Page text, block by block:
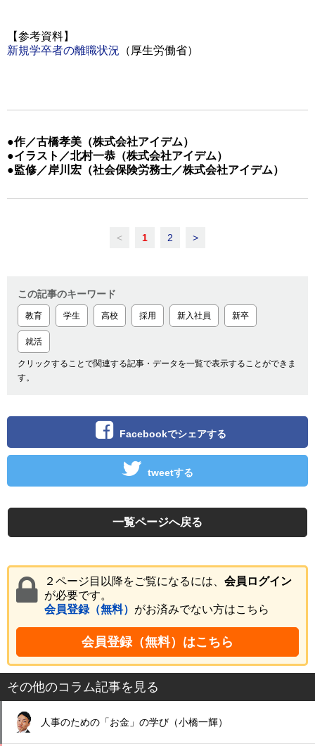
【参考資料】
新規学卒者の離職状況 （厚生労働省）
●作／古橋孝美（株式会社アイデム）
●イラスト／北村一恭（株式会社アイデム）
●監修／岸川宏（社会保険労務士／株式会社アイデム）
< 1 2 >
この記事のキーワード
教育 学生 高校 採用 新入社員 新卒
就活
クリックすることで関連する記事・データを一覧で表示することができま
す。
Facebookでシェアする
tweetする
一覧ページへ戻る
２ページ目以降をご覧になるには、 会員ログイン
が必要です。
会員登録（無料） がお済みでない方はこちら
会員登録（無料）はこちら
その他のコラム記事を見る
人事のための「お金」の学び（小橋一輝）